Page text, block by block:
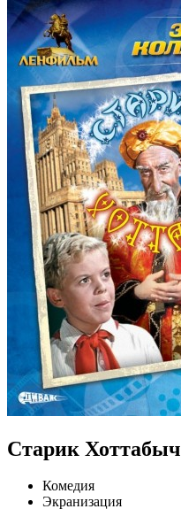
Старик Хоттабыч
Комедия
Экранизация